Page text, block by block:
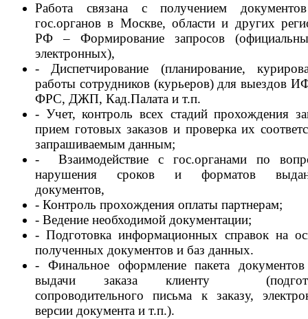
Работа связана с получением
гос.органов в Москве, области и других
РФ – Формирование запросов
электронных),
- Диспетчирование (планирование,
работы сотрудников (курьеров) для выездов
ФРС, ДЖП, Кад.Палата и т.п.
- Учет, контроль всех стадий прохождения
прием готовых заказов и проверка их
запрашиваемым данным;
- Взаимодействие с гос.органами по
нарушения сроков и форматов
документов,
- Контроль прохождения оплаты партнерам;
- Ведение необходимой документации;
- Подготовка информационных справок на
полученных документов и баз данных.
- Финальное оформление пакета
выдачи заказа клиенту
сопроводительного письма к заказу,
версии документа и т.п.).